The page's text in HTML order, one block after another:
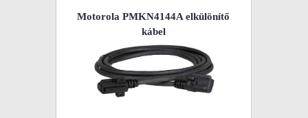
Motorola PMKN4144A elkülönítő
kábel